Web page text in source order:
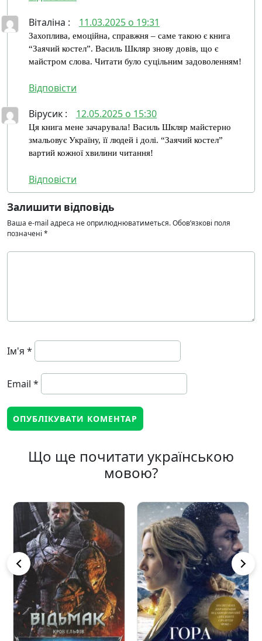
Віталіна : 11.03.2025 о 19:31
Захоплива, емоційна, справжня – саме такою є книга
“Заячий костел”. Василь Шкляр знову довів, що є
майстром слова. Читати було суцільним задоволенням!
Відповісти
Вірусик : 12.05.2025 о 15:30
Ця книга мене зачарувала! Василь Шкляр майстерно
змальовує Україну, її людей і долі. “Заячий костел”
вартий кожної хвилини читання!
Відповісти
Залишити відповідь
Ваша e-mail адреса не оприлюднюватиметься.Обов’язкові поля
позначені *
Ім'я *
Email *
Що ще почитати українською
мовою?